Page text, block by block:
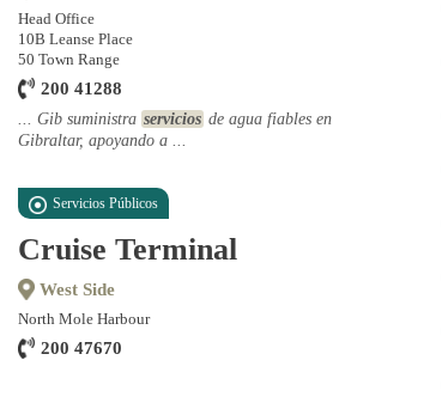
Head Office
10B Leanse Place
50 Town Range
200 41288
... Gib suministra servicios de agua fiables en
Gibraltar, apoyando a ...
Servicios Públicos
Cruise Terminal
West Side
North Mole Harbour
200 47670